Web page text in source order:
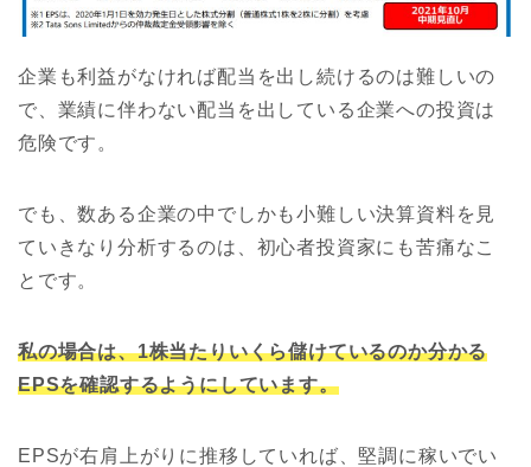
企業も利益がなければ配当を出し続けるのは難しいの
で、業績に伴わない配当を出している企業への投資は
危険です。
でも、数ある企業の中でしかも小難しい決算資料を見
ていきなり分析するのは、初心者投資家にも苦痛なこ
とです。
私の場合は、1株当たりいくら儲けているのか分かる
EPSを確認するようにしています。
EPSが右肩上がりに推移していれば、堅調に稼いでい